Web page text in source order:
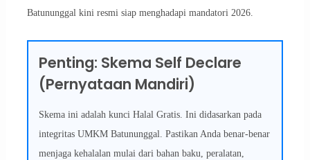
Batununggal kini resmi siap menghadapi mandatori 2026.
Penting: Skema Self Declare
(Pernyataan Mandiri)
Skema ini adalah kunci Halal Gratis. Ini didasarkan pada
integritas UMKM Batununggal. Pastikan Anda benar-benar
menjaga kehalalan mulai dari bahan baku, peralatan,